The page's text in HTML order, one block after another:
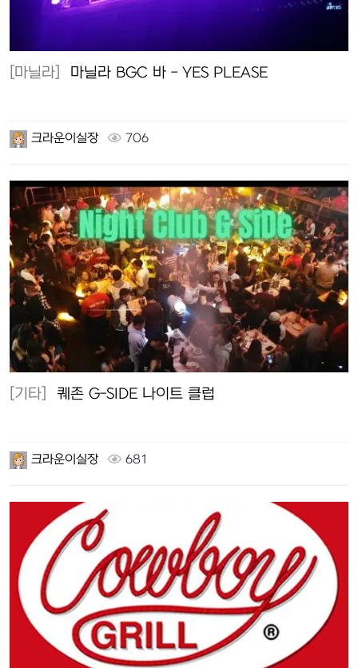
[마닐라] 마닐라 BGC 바 - YES PLEASE
크라운이실장 706
[기타] 퀘존 G-SIDE 나이트 클럽
크라운이실장 681